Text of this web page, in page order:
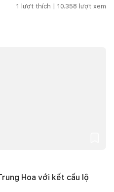
1 lượt thích | 10.358 lượt xem
Hoa với kết cấu lộ